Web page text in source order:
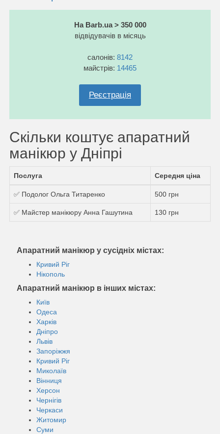
На Barb.ua > 350 000
відвідувачів в місяць
салонів: 8142
майстрів: 14465
Реєстрація
Скільки коштує апаратний
манікюр у Дніпрі
Послуга Середня ціна
✅ Подолог Ольга Титаренко 500 грн
✅ Майстер манікюру Анна Гашутина 130 грн
Апаратний манікюр у сусідніх містах:
Кривий Ріг
Нікополь
Апаратний манікюр в інших містах:
Київ
Одеса
Харків
Дніпро
Львів
Запоріжжя
Кривий Ріг
Миколаїв
Вінниця
Херсон
Чернігів
Черкаси
Житомир
Суми